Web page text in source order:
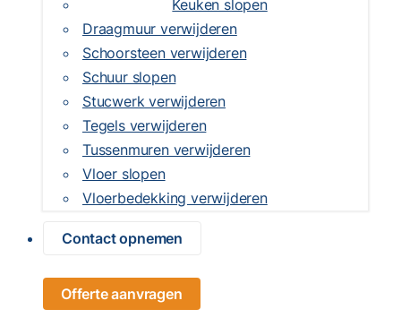
Keuken slopen
Draagmuur verwijderen
Schoorsteen verwijderen
Schuur slopen
Stucwerk verwijderen
Tegels verwijderen
Tussenmuren verwijderen
Vloer slopen
Vloerbedekking verwijderen
Contact opnemen
Offerte aanvragen